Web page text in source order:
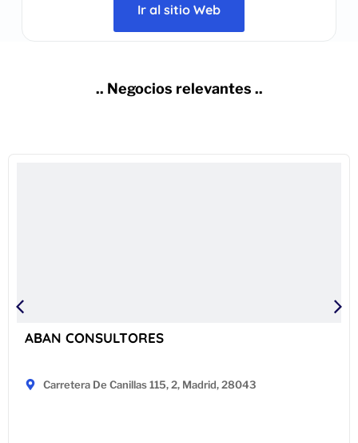
Ir al sitio Web
.. Negocios relevantes ..
ABAN CONSULTORES
Carretera De Canillas 115, 2, Madrid, 28043